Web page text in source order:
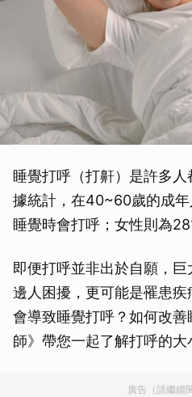
睡覺打呼（打鼾）是許多
據統計，在40~60歲的成
睡覺時會打呼；女性則為
即便打呼並非出於自願，
邊人困擾，更可能是罹患
會導致睡覺打呼？如何改
師》帶您一起了解打呼的大
廣告（請繼續